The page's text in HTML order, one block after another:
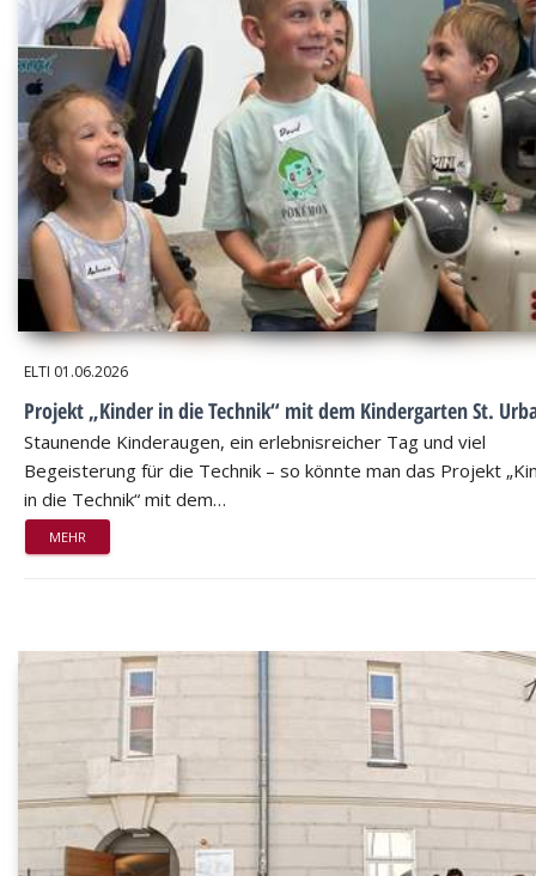
ELTI 01.06.2026
Projekt „Kinder in die Technik“ mit dem Kindergarten St.
Staunende Kinderaugen, ein erlebnisreicher Tag und viel
Begeisterung für die Technik – so könnte man das Projekt
in die Technik“ mit dem…
MEHR